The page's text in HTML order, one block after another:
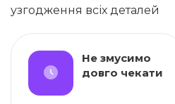
узгодження всіх деталей
Не змусимо
довго чекати